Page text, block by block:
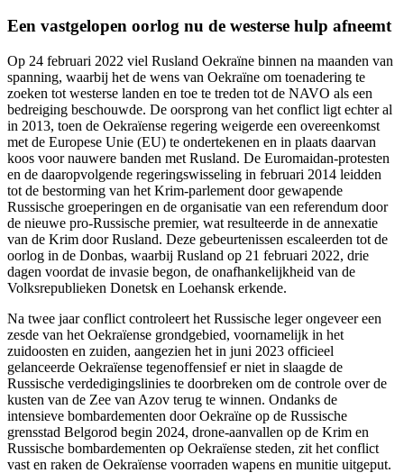
Een vastgelopen oorlog nu de westerse hulp afneemt
Op 24 februari 2022 viel Rusland Oekraïne binnen na maanden van
spanning, waarbij het de wens van Oekraïne om toenadering te
zoeken tot westerse landen en toe te treden tot de NAVO als een
bedreiging beschouwde. De oorsprong van het conflict ligt echter al
in 2013, toen de Oekraïense regering weigerde een overeenkomst
met de Europese Unie (EU) te ondertekenen en in plaats daarvan
koos voor nauwere banden met Rusland. De Euromaidan-protesten
en de daaropvolgende regeringswisseling in februari 2014 leidden
tot de bestorming van het Krim-parlement door gewapende
Russische groeperingen en de organisatie van een referendum door
de nieuwe pro-Russische premier, wat resulteerde in de annexatie
van de Krim door Rusland. Deze gebeurtenissen escaleerden tot de
oorlog in de Donbas, waarbij Rusland op 21 februari 2022, drie
dagen voordat de invasie begon, de onafhankelijkheid van de
Volksrepublieken Donetsk en Loehansk erkende.
Na twee jaar conflict controleert het Russische leger ongeveer een
zesde van het Oekraïense grondgebied, voornamelijk in het
zuidoosten en zuiden, aangezien het in juni 2023 officieel
gelanceerde Oekraïense tegenoffensief er niet in slaagde de
Russische verdedigingslinies te doorbreken om de controle over de
kusten van de Zee van Azov terug te winnen. Ondanks de
intensieve bombardementen door Oekraïne op de Russische
grensstad Belgorod begin 2024, drone-aanvallen op de Krim en
Russische bombardementen op Oekraïense steden, zit het conflict
vast en raken de Oekraïense voorraden wapens en munitie uitgeput.